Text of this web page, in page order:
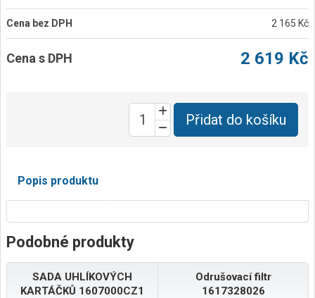
Cena bez DPH 2 165 Kč
Cena s DPH 2 619 Kč
Přidat do košíku
Popis produktu
Podobné produkty
SADA UHLÍKOVÝCH
KARTÁČKŮ 1607000CZ1
Odrušovací filtr
1617328026